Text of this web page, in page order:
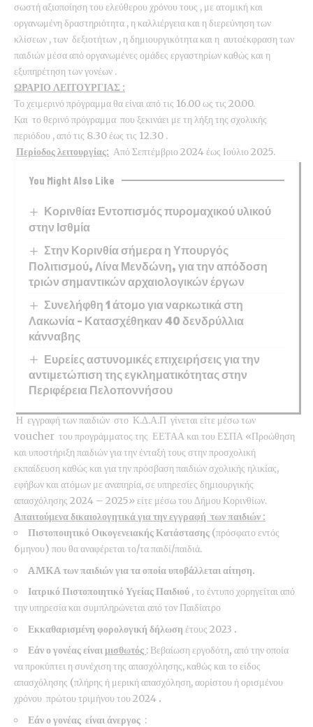
σωστή αξιοποίηση του ελεύθερου χρόνου τους , με ατομική και
οργανωμένη δραστηριότητα , η καλλιέργεια και η διερεύνηση των
κλίσεων , των δεξιοτήτων , η δημιουργικότητα και η αυτοέκφραση των
παιδιών μέσα από οργανωμένες ομάδες εργαστηρίων καθώς και η
εξυπηρέτηση των γονέων .
ΩΡΑΡΙΟ ΛΕΙΤΟΥΡΓΙΑΣ :
Το χειμερινό πρόγραμμα θα είναι από τις 16.00 ως τις 20.00.
Και το θερινό πρόγραμμα που ξεκινάει με τη λήξη της σχολικής
περιόδου , από τις 8.30 έως τις 12.30 .
Περίοδος λειτουργίας: Από Σεπτέμβριο 2024 έως Ιούλιο 2025.
You Might Also Like
Κορινθία: Εντοπισμός πυρομαχικού υλικού
στην Ισθμία
Στην Κορινθία σήμερα η Υπουργός
Πολιτισμού, Λίνα Μενδώνη, για την απόδοση
τριών σημαντικών αρχαιολογικών έργων
Συνελήφθη 1 άτομο για ναρκωτικά στη
Λακωνία – Κατασχέθηκαν 40 δενδρύλλια
κάνναβης
Ευρείες αστυνομικές επιχειρήσεις για την
αντιμετώπιση της εγκληματικότητας στην
Περιφέρεια Πελοποννήσου
Η εγγραφή των παιδιών στο Κ.Δ.Α.Π γίνεται είτε μέσω των
voucher του προγράμματος της ΕΕΤΑΑ και του ΕΣΠΑ «Προώθηση
και υποστήριξη παιδιών για την ένταξή τους στην προσχολική
εκπαίδευση καθώς και για την πρόσβαση παιδιών σχολικής ηλικίας,
εφήβων και ατόμων με αναπηρία, σε υπηρεσίες δημιουργικής
απασχόλησης 2024 – 2025» είτε μέσω του Δήμου Κορινθίων.
Απαιτούμενα δικαιολογητικά για την εγγραφή των παιδιών :
Πιστοποιητικό Οικογενειακής Κατάστασης (πρόσφατο εντός
6μηνου) που θα αναφέρεται το/τα παιδί/παιδιά.
AMKAτων παιδιών για τα οποία υποβάλλεται αίτηση.
Ιατρικό Πιστοποιητικό Υγείας Παιδιού , το έντυπο χορηγείται από
την υπηρεσία και συμπληρώνεται από τον Παιδίατρο
Εκκαθαρισμένη φορολογική δήλωση έτους 2023 .
Εάν ο γονέας είναιμισθωτός : Βεβαίωση εργοδότη, από την οποία
να προκύπτει η συνέχιση της απασχόλησης, καθώς και το είδος
απασχόλησης (πλήρης ή μερική απασχόληση, αορίστου ή ορισμένου
χρόνου πρώτου τριμήνου του 2024 .
Εάν ο γονέας είναιάνεργος :